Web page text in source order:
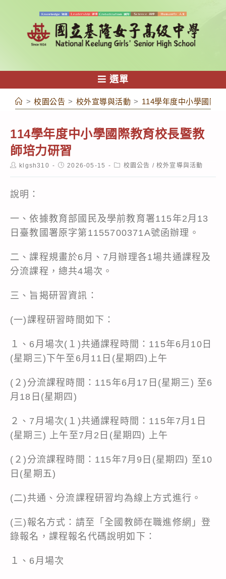
容
選單
> 校園公告 > 校外宣導與活動 > 114學年度中小學國際
114學年度中小學國際教育校長暨教
師培力研習
Postklgsh310
Post2026-05-15
Post校園公告 / 校外宣導與活動
說明：
一、依據教育部國民及學前教育署115年2月13
日臺教國署原字第1155700371A號函辦理。
二、課程規畫於6月、7月辦理各1場共通課程及
分流課程，總共4場次。
三、旨揭研習資訊：
(一)課程研習時間如下：
１、6月場次(１)共通課程時間：115年6月10日
(星期三)下午至6月11日(星期四)上午
(２)分流課程時間：115年6月17日(星期三) 至6
月18日(星期四)
２、7月場次(１)共通課程時間：115年7月1日
(星期三) 上午至7月2日(星期四) 上午
(２)分流課程時間：115年7月9日(星期四) 至10
日(星期五)
(二)共通、分流課程研習均為線上方式進行。
(三)報名方式：請至「全國教師在職進修網」登
錄報名，課程報名代碼說明如下：
１、6月場次